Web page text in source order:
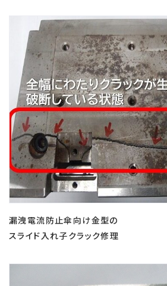
漏洩電流防止傘向け金型の
スライド入れ子クラック修理